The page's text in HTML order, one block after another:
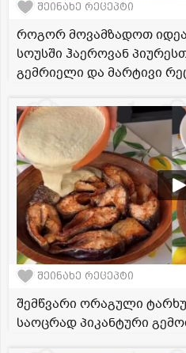
შეინახე რეცეპტი
როგორ მოვამზადოთ
სოუსში ჰაეროვან
გემრიელი და მარტივი
შეინახე რეცეპტი
შემწვარი ორაგული
საოცრად პიკანტური